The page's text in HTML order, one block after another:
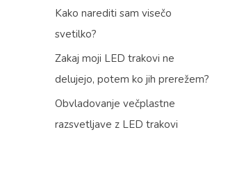
Kako narediti sam visečo
svetilko?
Zakaj moji LED trakovi ne
delujejo, potem ko jih prerežem?
Obvladovanje večplastne
razsvetljave z LED trakovi